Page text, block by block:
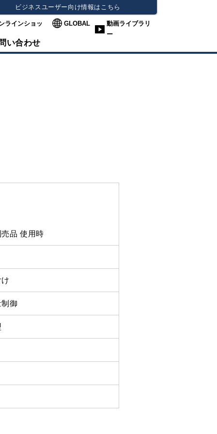
ビジネスユーザー向け情報はこちら
ラインショッ GLOBAL
動画ライブラリ
ー
い合わせ
品 使用時
御